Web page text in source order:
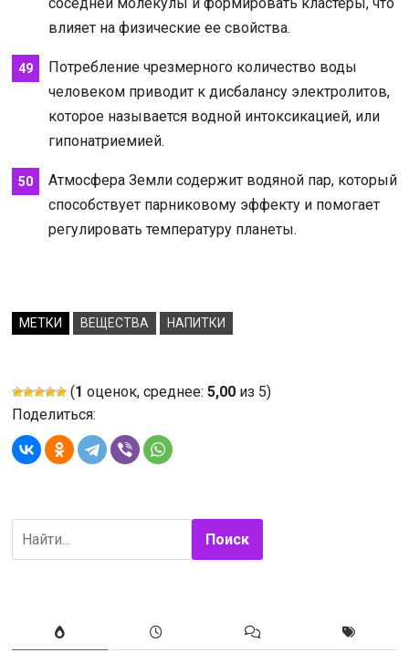
влияет на физические ее свойства.
Потребление чрезмерного количество воды
человеком приводит к дисбалансу электролитов,
которое называется водной интоксикацией, или
гипонатриемией.
Атмосфера Земли содержит водяной пар, который
способствует парниковому эффекту и помогает
регулировать температуру планеты.
МЕТКИ ВЕЩЕСТВА НАПИТКИ
(1 оценок, среднее: 5,00из 5)
Поделиться:
Поиск